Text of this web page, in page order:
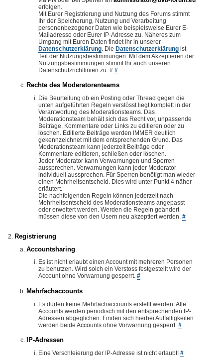
erfolgen.
Mit Eurer Registrierung und Nutzung des Forums stimmt
Ihr der Speicherung, Nutzung und Verarbeitung
personenbezogener Daten wie beispielsweise Eurer E-
Mailadresse oder Eurer IP-Adresse zu. Näheres zum
Umgang mit Euren Daten findet Ihr in unserer
Datenschutzerklärung . Die Datenschutzerklärung ist
Teil der Nutzungsbestimmungen. Mit dem Akzeptieren der
Nutzungsbestimmungen stimmt Ihr auch unseren
Datenschutzrichtlinien zu. # #
Rechte des Moderatorenteams
Die Beurteilung ob ein Posting oder Thread gegen die
unten aufgeführten Regeln verstösst liegt komplett in der
Verantwortung des Moderationsteams. Das
Moderationsteam behält sich das Recht vor, unpassende
Beiträge, Kommentare oder Links zu editieren oder zu
löschen. Editierte Beiträge werden IMMER deutlich
gekennzeichnet mit dem entsprechenden Grund. Das
Moderationsteam kann jederzeit Beiträge oder
Kommentare editieren, schließen oder löschen.
Jeder Moderator kann Verwarnungen und Sperren
aussprechen. Verwarnungen kann jeder Moderator
individuell aussprechen. Für Sperren benötigt man wieder
einen Mehrheitsentscheid. Dies wird unter Punkt 4 näher
erläutert.
Die nachfolgenden Regeln können jederzeit nach
Mehrheitsentscheid des Moderationsteams angepasst
oder erweitert werden. Werden die Regeln geändert
müssen diese von den Usern neu akzeptiert werden. #
Registrierung
Accountsharing
Es ist nicht erlaubt einen Account mit mehreren Personen
zu benutzen. Wird solch ein Verstoss festgestellt wird der
Account ohne Vorwarnung gesperrt. #
Mehrfachaccounts
Es dürfen keine Mehrfachaccounts erstellt werden. Alle
Accounts werden periodisch mit den entsprechenden IP-
Adressen abgeglichen. Finden sich hierbei Auffälligkeiten
werden beide Accounts ohne Vorwarnung gesperrt. #
IP-Adressen
Eine Verschleierung der IP-Adresse ist nicht erlaubt! #